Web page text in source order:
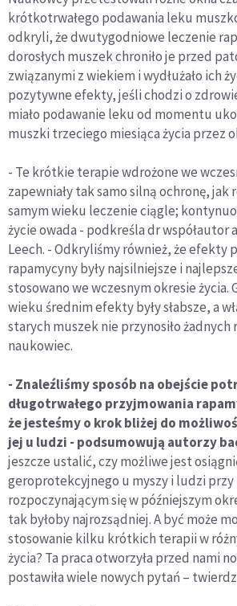
krótkotrwałego podawania leku
odkryli, że dwutygodniowe leczenie
dorosłych muszek chroniło je przed
związanymi z wiekiem i wydłużało ich
pozytywne efekty, jeśli chodzi o
miało podawanie leku od momentu
muszki trzeciego miesiąca życia przez
- Te krótkie terapie wdrożone we
zapewniały tak samo silną ochronę,
samym wieku leczenie ciągle;
życie owada - podkreśla dr współautor
Leech. - Odkryliśmy również, że efekty
rapamycyny były najsilniejsze i
stosowano we wczesnym okresie życia.
wieku średnim efekty były słabsze, a
starych muszek nie przynosiło
naukowiec.
- Znaleźliśmy sposób na obejście
długotrwałego przyjmowania
że jesteśmy o krok bliżej do
jej u ludzi - podsumowują autorzy
jeszcze ustalić, czy możliwe jest
geroprotekcyjnego u myszy i ludzi przy
rozpoczynającym się w późniejszym
tak byłoby najrozsądniej. A być może
stosowanie kilku krótkich terapii w
życia? Ta praca otworzyła przed nami
postawiła wiele nowych pytań –